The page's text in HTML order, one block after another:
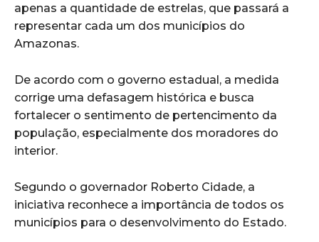
apenas a quantidade de estrelas, que passará a
representar cada um dos municípios do
Amazonas.
De acordo com o governo estadual, a medida
corrige uma defasagem histórica e busca
fortalecer o sentimento de pertencimento da
população, especialmente dos moradores do
interior.
Segundo o governador Roberto Cidade, a
iniciativa reconhece a importância de todos os
municípios para o desenvolvimento do Estado.